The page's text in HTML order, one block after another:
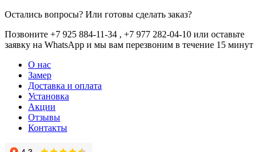
Остались вопросы? Или готовы сделать заказ?
Позвоните +7 925 884-11-34 , +7 977 282-04-10 или оставьте
заявку на WhatsApp и мы вам перезвоним в течение 15 минут
О нас
Замер
Доставка и оплата
Установка
Акции
Отзывы
Контакты